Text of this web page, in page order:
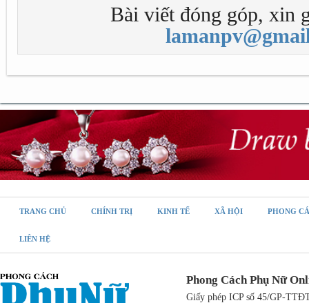
Bài viết đóng góp, xin
TRANG CHỦ CHÍNH TRỊ KINH TẾ XÃ HỘI PHONG
LIÊN HỆ
Phong Cách Phụ Nữ
Giấy phép ICP số 45/GP-